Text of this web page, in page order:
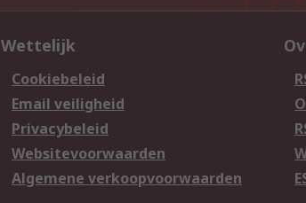
Wettelijk
Cookiebeleid
Email veiligheid
Privacybeleid
Websitevoorwaarden
Algemene verkoopvoorwaarden